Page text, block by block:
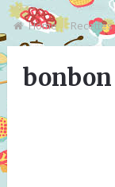
Home Recettes
bonbon